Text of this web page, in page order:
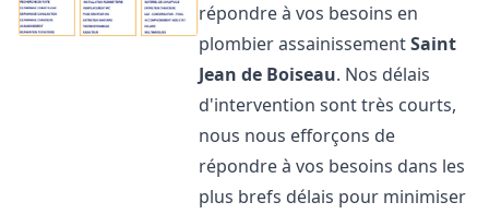
répondre à vos besoins en
plombier assainissementSaint
Jean de Boiseau. Nos délais
d'intervention sont très courts,
nous nous efforçons de
répondre à vos besoins dans les
plus brefs délais pour minimiser